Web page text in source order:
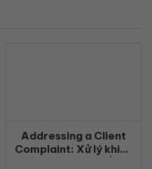
Addressing a Client
Complaint: Xử lý khiếu